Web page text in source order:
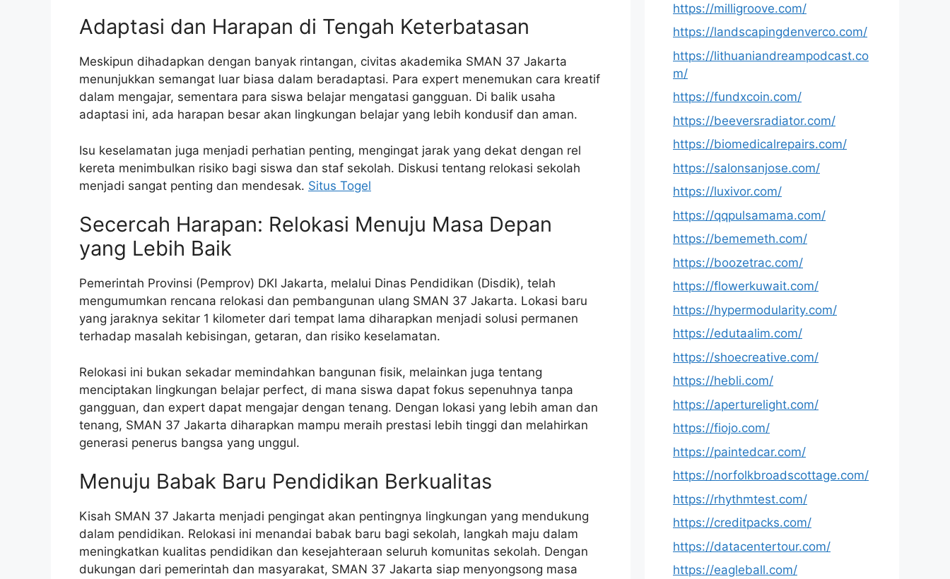
Adaptasi dan Harapan di Tengah Keterbatasan
Meskipun dihadapkan dengan banyak rintangan, civitas akademika SMAN 37 Jakarta
menunjukkan semangat luar biasa dalam beradaptasi. Para expert menemukan cara kreatif
dalam mengajar, sementara para siswa belajar mengatasi gangguan. Di balik usaha
adaptasi ini, ada harapan besar akan lingkungan belajar yang lebih kondusif dan aman.
Isu keselamatan juga menjadi perhatian penting, mengingat jarak yang dekat dengan rel
kereta menimbulkan risiko bagi siswa dan staf sekolah. Diskusi tentang relokasi sekolah
menjadi sangat penting dan mendesak. Situs Togel
Secercah Harapan: Relokasi Menuju Masa Depan
yang Lebih Baik
Pemerintah Provinsi (Pemprov) DKI Jakarta, melalui Dinas Pendidikan (Disdik), telah
mengumumkan rencana relokasi dan pembangunan ulang SMAN 37 Jakarta. Lokasi baru
yang jaraknya sekitar 1 kilometer dari tempat lama diharapkan menjadi solusi permanen
terhadap masalah kebisingan, getaran, dan risiko keselamatan.
Relokasi ini bukan sekadar memindahkan bangunan fisik, melainkan juga tentang
menciptakan lingkungan belajar perfect, di mana siswa dapat fokus sepenuhnya tanpa
gangguan, dan expert dapat mengajar dengan tenang. Dengan lokasi yang lebih aman dan
tenang, SMAN 37 Jakarta diharapkan mampu meraih prestasi lebih tinggi dan melahirkan
generasi penerus bangsa yang unggul.
Menuju Babak Baru Pendidikan Berkualitas
Kisah SMAN 37 Jakarta menjadi pengingat akan pentingnya lingkungan yang mendukung
dalam pendidikan. Relokasi ini menandai babak baru bagi sekolah, langkah maju dalam
meningkatkan kualitas pendidikan dan kesejahteraan seluruh komunitas sekolah. Dengan
dukungan dari pemerintah dan masyarakat, SMAN 37 Jakarta siap menyongsong masa
https://milligroove.com/
https://landscapingdenverco.com/
https://lithuaniandreampodcast.co
m/
https://fundxcoin.com/
https://beeversradiator.com/
https://biomedicalrepairs.com/
https://salonsanjose.com/
https://luxivor.com/
https://qqpulsamama.com/
https://bememeth.com/
https://boozetrac.com/
https://flowerkuwait.com/
https://hypermodularity.com/
https://edutaalim.com/
https://shoecreative.com/
https://hebli.com/
https://aperturelight.com/
https://fiojo.com/
https://paintedcar.com/
https://norfolkbroadscottage.com/
https://rhythmtest.com/
https://creditpacks.com/
https://datacentertour.com/
https://eagleball.com/